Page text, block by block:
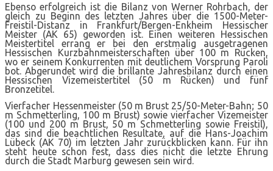
Ebenso erfolgreich ist die Bilanz von Werner Rohrbach, der
gleich zu Beginn des letzten Jahres über die 1500-Meter-
Freistil-Distanz in Frankfurt/Bergen-Enkheim Hessischer
Meister (AK 65) geworden ist. Einen weiteren Hessischen
Meistertitel errang er bei den erstmalig ausgetragenen
Hessischen Kurzbahnmeisterschaften über 100 m Rücken,
wo er seinem Konkurrenten mit deutlichem Vorsprung Paroli
bot. Abgerundet wird die brillante Jahresbilanz durch einen
Hessischen Vizemeistertitel (50 m Rücken) und fünf
Bronzetitel.
Vierfacher Hessenmeister (50 m Brust 25/50-Meter-Bahn; 50
m Schmetterling, 100 m Brust) sowie vierfacher Vizemeister
(100 und 200 m Brust, 50 m Schmetterling sowie Freistil),
das sind die beachtlichen Resultate, auf die Hans-Joachim
Lübeck (AK 70) im letzten Jahr zurückblicken kann. Für ihn
steht heute schon fest, dass dies nicht die letzte Ehrung
durch die Stadt Marburg gewesen sein wird.